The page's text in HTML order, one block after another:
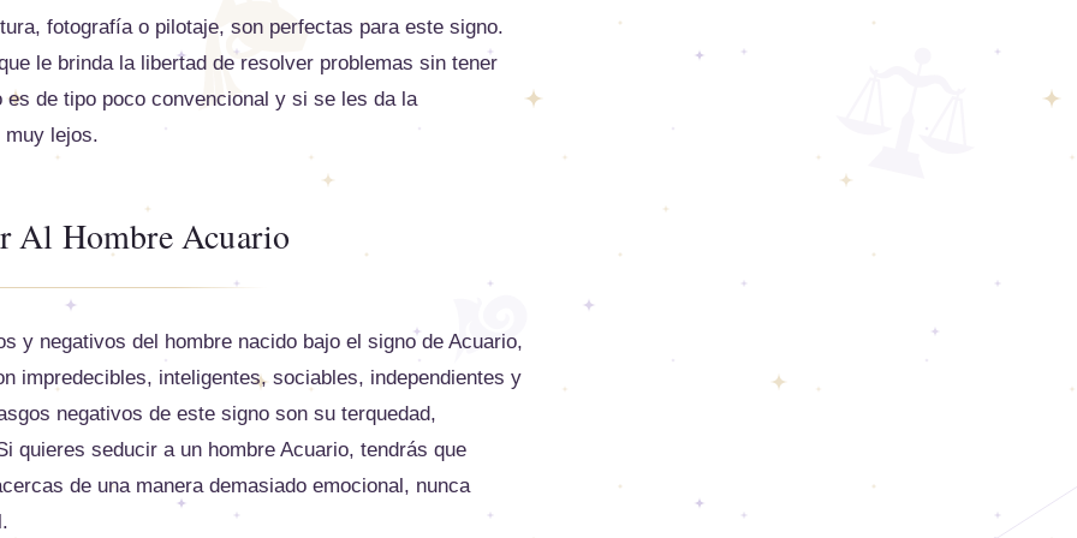
fotografía o pilotaje, son perfectas para este signo.
le brinda la libertad de resolver problemas sin tener
de tipo poco convencional y si se les da la
muy lejos.
Al Hombre Acuario
y negativos del hombre nacido bajo el signo de Acuario,
impredecibles, inteligentes, sociables, independientes y
negativos de este signo son su terquedad,
quieres seducir a un hombre Acuario, tendrás que
de una manera demasiado emocional, nunca